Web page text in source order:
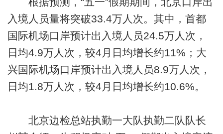
入境人员量将突破33.4万人次。其中，首都
国际机场口岸预计出入境人员24.5万人次，
日均4.9万人次，较4月日均增长约11%；大
兴国际机场口岸预计出入境人员8.9万人次，
日均1.8万人次，较4月日均增长约10.6%。
北京边检总站执勤一大队执勤二队队长